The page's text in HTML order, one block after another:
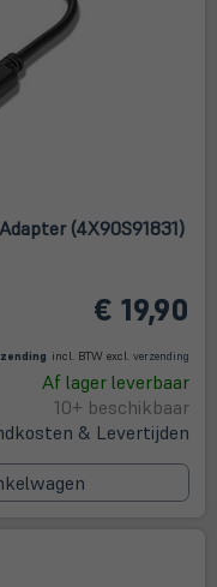
(4X90S91831)
€ 19,90
incl. BTW excl. verzending
Af lager leverbaar
10+ beschikbaar
& Levertijden